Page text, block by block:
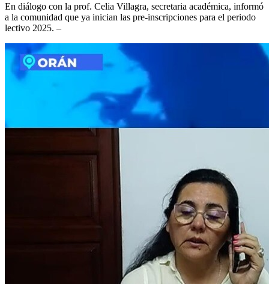
En diálogo con la prof. Celia Villagra, secretaria académica, informó
a la comunidad que ya inician las pre-inscripciones para el periodo
lectivo 2025. –